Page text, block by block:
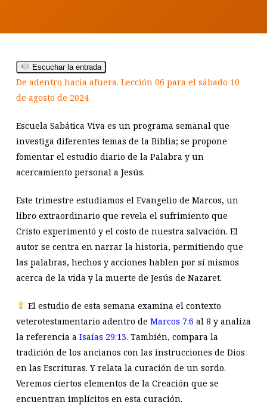
Escuchar la entrada
De adentro hacia afuera. Lección 06 para el sábado 10
de agosto de 2024
Escuela Sabática Viva es un programa semanal que
investiga diferentes temas de la Biblia; se propone
fomentar el estudio diario de la Palabra y un
acercamiento personal a Jesús.
Este trimestre estudiamos el Evangelio de Marcos, un
libro extraordinario que revela el sufrimiento que
Cristo experimentó y el costo de nuestra salvación. El
autor se centra en narrar la historia, permitiendo que
las palabras, hechos y acciones hablen por sí mismos
acerca de la vida y la muerte de Jesús de Nazaret.
El estudio de esta semana examina el contexto
veterotestamentario adentro de Marcos 7:6 al 8 y analiza
la referencia a Isaías 29:13. También, compara la
tradición de los ancianos con las instrucciones de Dios
en las Escrituras. Y relata la curación de un sordo.
Veremos ciertos elementos de la Creación que se
encuentran implícitos en esta curación.